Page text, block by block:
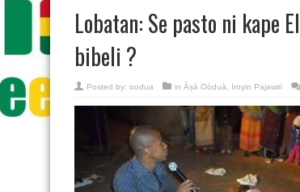
Lobatan: Se pasto ni kape
bibeli ?
Posted by: oodua in Àṣà Oòduà Iroyin Pajawiri